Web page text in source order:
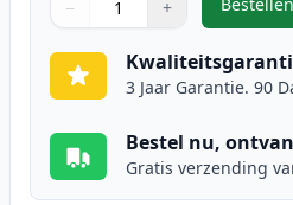
Gebruik de knoppen om aan
− +
1 ,2
3 Jaar Garantie. 90
Bestel nu,
Gratis verzending